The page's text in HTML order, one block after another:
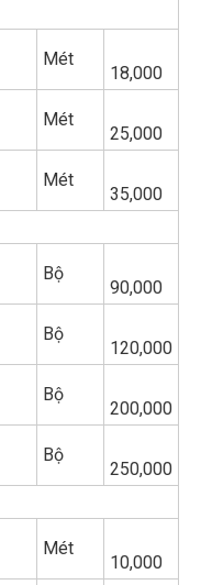
Mét
18,000
Mét
25,000
Mét
35,000
Bộ
90,000
Bộ
120,000
Bộ
200,000
Bộ
250,000
Mét
10,000